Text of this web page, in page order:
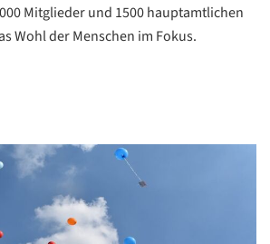
Mitglieder und 1500 hauptamtlichen
Wohl der Menschen im Fokus.